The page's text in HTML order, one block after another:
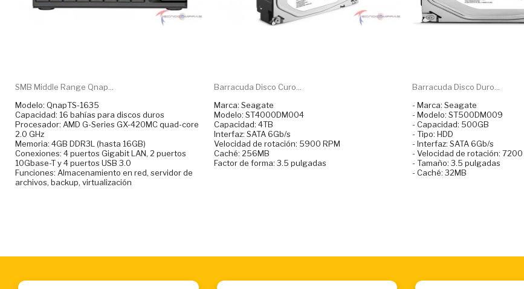
SMB Middle Range Qnap...
Modelo: QnapTS-1635
Capacidad: 16 bahías para discos duros
Procesador: AMD G-Series GX-420MC quad-core
2.0 GHz
Memoria: 4GB DDR3L (hasta 16GB)
Conexiones: 4 puertos Gigabit LAN, 2 puertos
10Gbase-T y 4 puertos USB 3.0
Funciones: Almacenamiento en red, servidor de
archivos, backup, virtualización
Barracuda Disco Curo...
Marca: Seagate
Modelo: ST4000DM004
Capacidad: 4TB
Interfaz: SATA 6Gb/s
Velocidad de rotación: 5900 RPM
Caché: 256MB
Factor de forma: 3.5 pulgadas
Barracuda Disco Duro...
- Marca: Seagate
- Modelo: ST500DM009
- Capacidad: 500GB
- Tipo: HDD
- Interfaz: SATA 6Gb/s
- Velocidad de rotación: 7200
- Tamaño: 3.5 pulgadas
- Caché: 32MB